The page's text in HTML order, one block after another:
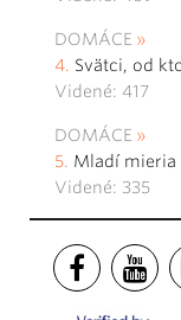
DOMÁCE
Svätci, od
Videné: 417
DOMÁCE
Mladí mieria
Videné: 335